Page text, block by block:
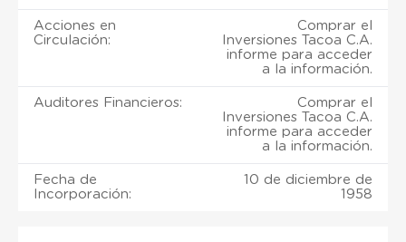
Acciones en
Circulación:
Comprar el
Inversiones Tacoa C.A.
informe para acceder
a la información.
Auditores Financieros:
Comprar el
Inversiones Tacoa C.A.
informe para acceder
a la información.
Fecha de
Incorporación:
10 de diciembre de
1958